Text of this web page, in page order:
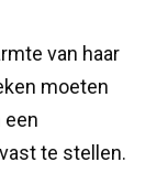
van haar
moeten
een
te stellen.